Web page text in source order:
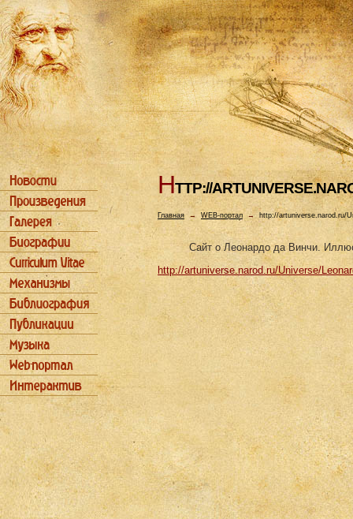
HTTP://
Главная→ WEB-портал → http://artuniverse.narod.ru/
Сайт о Леонардо да Винчи.
http://artuniverse.narod.ru/Universe/